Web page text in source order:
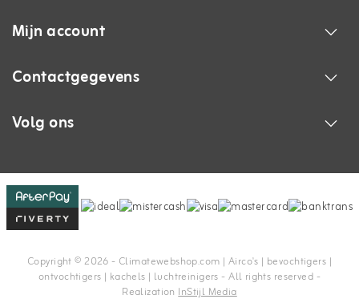
Mijn account
Contactgegevens
Volg ons
Copyright © 2026 - Climatewebshop.com | Airco's | bevochtigers |
ontvochtigers | kachels | luchtreinigers - All rights reserved -
RealizationInStijl Media